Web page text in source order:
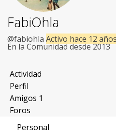
Vjspain
Ayuda
Contacto
Entrar
Crear Cuenta
FabiOhla
@fabiohla Activo hace 12
En la Comunidad desde 2013
Actividad
Perfil
Amigos 1
Foros
Personal